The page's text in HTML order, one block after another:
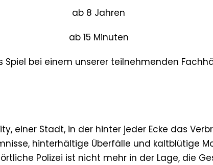
ab 8 Jahren
ab 15 Minuten
Spiel bei einem unserer teilnehmenden
einer Stadt, in der hinter jeder Ecke das
hinterhältige Überfälle und kaltblütige
Polizei ist nicht mehr in der Lage, die